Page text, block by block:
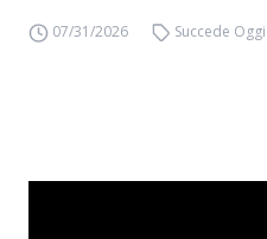
07/31/2026 Succede Oggi